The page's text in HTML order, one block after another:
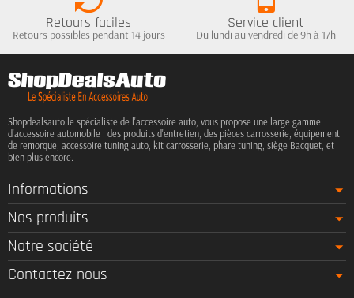
Retours faciles
Retours possibles pendant 14 jours
Service client
Du lundi au vendredi de 9h à 17h
Shopdealsauto le spécialiste de l'accessoire auto, vous propose une large gamme
d'accessoire automobile : des produits d'entretien, des pièces carrosserie, équipement
de remorque, accessoire tuning auto, kit carrosserie, phare tuning, siège Bacquet, et
bien plus encore.
Informations
Nos produits
Notre société
Contactez-nous